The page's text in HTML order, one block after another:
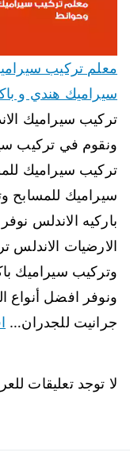
سيراميك هندي و
تركيب سيراميك
ونقوم في تركيب
تركيب سيراميك
سيراميك للمسابح
باركيه الاندلس
الارضيات الاندلس
وتركيب سيراميك
ونوفر افضل أنواع
جرانيت للجدران…
لا توجد تعليقات